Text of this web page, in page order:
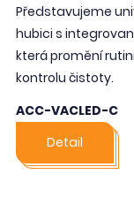
Představujeme
hubici s
která promění
kontrolu čistoty.
ACC-VACLED-C
Detail